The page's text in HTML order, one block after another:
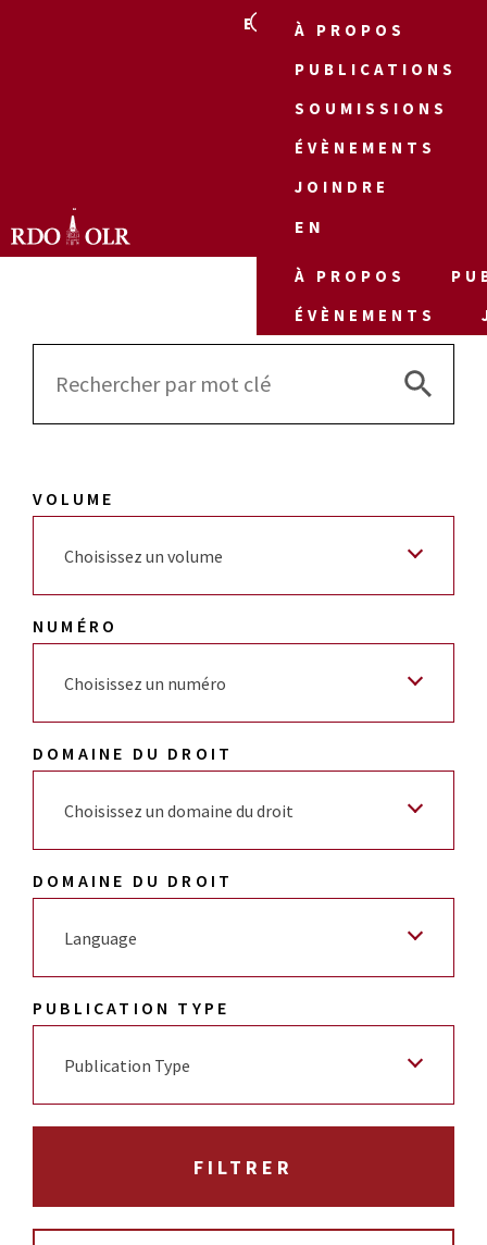
EN
À PROPOS
PUBLICATIONS
SOUMISSIONS
ÉVÈNEMENTS
JOINDRE
EN
À PROPOS
ÉVÈNEMENTS
Search
Search
VOLUME
Choisissez un volume
NUMÉRO
Choisissez un numéro
DOMAINE DU DROIT
Choisissez un domaine du droit
DOMAINE DU DROIT
Language
PUBLICATION TYPE
Publication Type